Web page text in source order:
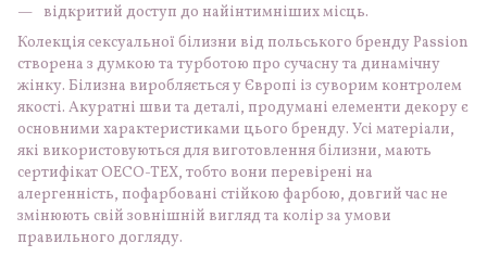
відкритий доступ до найінтимніших місць.
Колекція сексуальної білизни від польського бренду Passion
створена з думкою та турботою про сучасну та динамічну
жінку. Білизна виробляється у Європі із суворим контролем
якості. Акуратні шви та деталі, продумані елементи декору є
основними характеристиками цього бренду. Усі матеріали,
які використовуються для виготовлення білизни, мають
сертифікат OECO-TEX, тобто вони перевірені на
алергенність, пофарбовані стійкою фарбою, довгий час не
змінюють свій зовнішній вигляд та колір за умови
правильного догляду.